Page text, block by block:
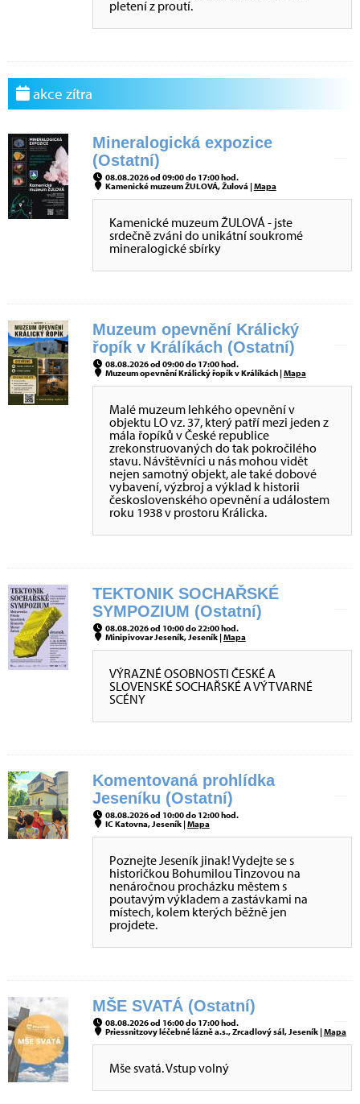
pletení z proutí.
akce zítra
Mineralogická expozice
(Ostatní)
08.08.2026 od 09:00 do 17:00 hod.
Kamenické muzeum ŽULOVÁ, Žulová |Mapa
Kamenické muzeum ŽULOVÁ - jste
srdečně zváni do unikátní soukromé
mineralogické sbírky
Muzeum opevnění Králický
řopík v Králíkách (Ostatní)
08.08.2026 od 09:00 do 17:00 hod.
Muzeum opevnění Králický řopík v Králíkách |Mapa
Malé muzeum lehkého opevnění v
objektu LO vz. 37, který patří mezi jeden z
mála řopíků v České republice
zrekonstruovaných do tak pokročilého
stavu. Návštěvníci u nás mohou vidět
nejen samotný objekt, ale také dobové
vybavení, výzbroj a výklad k historii
československého opevnění a událostem
roku 1938 v prostoru Králicka.
TEKTONIK SOCHAŘSKÉ
SYMPOZIUM (Ostatní)
08.08.2026 od 10:00 do 22:00 hod.
Minipivovar Jeseník, Jeseník |Mapa
VÝRAZNÉ OSOBNOSTI ČESKÉ A
SLOVENSKÉ SOCHAŘSKÉ A VÝTVARNÉ
SCÉNY
Komentovaná prohlídka
Jeseníku (Ostatní)
08.08.2026 od 10:00 do 12:00 hod.
IC Katovna, Jeseník |Mapa
Poznejte Jeseník jinak! Vydejte se s
historičkou Bohumilou Tinzovou na
nenáročnou procházku městem s
poutavým výkladem a zastávkami na
místech, kolem kterých běžně jen
projdete.
MŠE SVATÁ (Ostatní)
08.08.2026 od 16:00 do 17:00 hod.
Priessnitzovy léčebné lázně a.s., Zrcadlový sál, Jeseník |Mapa
Mše svatá. Vstup volný